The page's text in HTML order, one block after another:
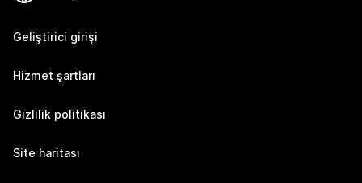
Geliştirici girişi
Hizmet şartları
Gizlilik politikası
Site haritası